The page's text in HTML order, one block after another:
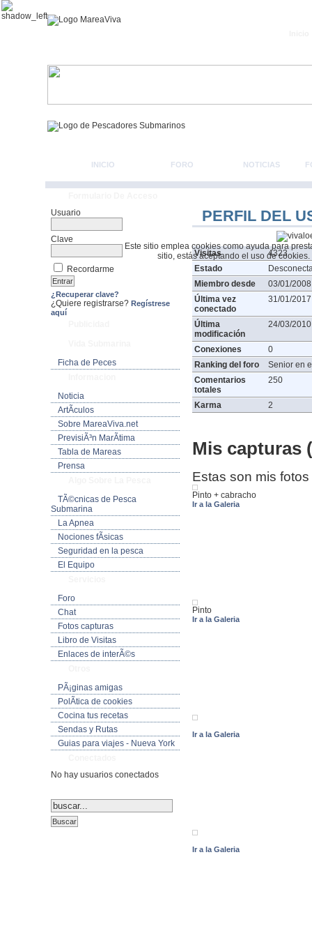
Este sitio emplea cookies como ayuda para
sitio, estás aceptando el uso de cookies.
INICIO FORO NOTICIAS
Usuario
Clave
Recordarme
¿Recuperar clave?
¿Quiere registrarse? Regístrese
aquí
Ficha de Peces
Noticia
ArtÃ­culos
Sobre MareaViva.net
PrevisiÃ³n MarÃ­tima
Tabla de Mareas
Prensa
TÃ©cnicas de Pesca
Submarina
La Apnea
Nociones fÃ­sicas
Seguridad en la pesca
El Equipo
Foro
Chat
Fotos capturas
Libro de Visitas
Enlaces de interÃ©s
PÃ¡ginas amigas
PolÃ­tica de cookies
Cocina tus recetas
Sendas y Rutas
Guias para viajes - Nueva York
No hay usuarios conectados
PERFIL DEL
Visitas
4323
Estado
Miembro desde
03/01/
Última vez
conectado
31/01/
Última
modificación
24/03/
Conexiones
0
Ranking del foro
Senior en
Comentarios
totales
250
Karma 2
Mis capturas
Estas son mis
Pinto + cabracho
Ir a la Galeria
Pinto
Ir a la Galeria
Ir a la Galeria
Ir a la Galeria